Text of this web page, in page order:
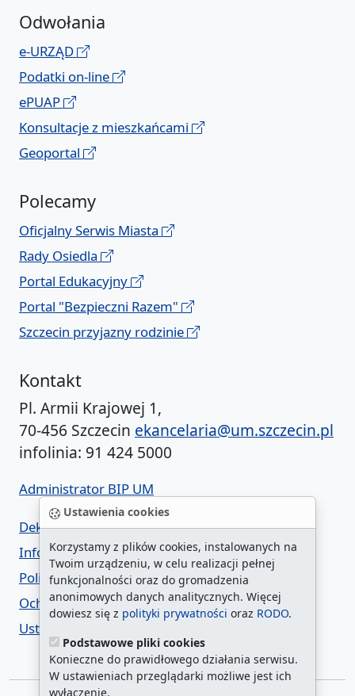
Ustawienia cookies
Korzystamy z plików cookies, instalowanych na
Twoim urządzeniu, w celu realizacji pełnej
funkcjonalności oraz do gromadzenia
anonimowych danych analitycznych. Więcej
dowiesz się z polityki prywatności oraz RODO.
Podstawowe pliki cookies
Konieczne do prawidłowego działania serwisu.
W ustawieniach przeglądarki możliwe jest ich
wyłączenie.
Odwołania
e-URZĄD
Podatki on-line
ePUAP
Konsultacje z mieszkańcami
Geoportal
Polecamy
Oficjalny Serwis Miasta
Rady Osiedla
Portal Edukacyjny
Portal "Bezpieczni Razem"
Szczecin przyjazny rodzinie
Kontakt
Pl. Armii Krajowej 1,
70-456 Szczecin ekancelaria@um.szczecin.pl
infolinia: 91 424 5000
Administrator BIP UM
Deklaracja dostępności
Informacja o urzędzie w ETR
Polityka prywatności
Ochrona danych osobowych
Ustawienia cookies